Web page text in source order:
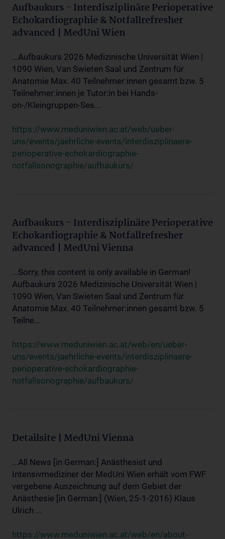
Aufbaukurs - Interdisziplinäre Perioperative
Echokardiographie & Notfallrefresher
advanced | MedUni Wien
...Aufbaukurs 2026 Medizinische Universität Wien |
1090 Wien, Van Swieten Saal und Zentrum für
Anatomie Max. 40 Teilnehmer:innen gesamt bzw. 5
Teilnehmer:innen je Tutor:in bei Hands-
on-/Kleingruppen-Ses...
https://www.meduniwien.ac.at/web/ueber-
uns/events/jaehrliche-events/interdisziplinaere-
perioperative-echokardiographie-
notfallsonographie/aufbaukurs/
Aufbaukurs - Interdisziplinäre Perioperative
Echokardiographie & Notfallrefresher
advanced | MedUni Vienna
...Sorry, this content is only available in German!
Aufbaukurs 2026 Medizinische Universität Wien |
1090 Wien, Van Swieten Saal und Zentrum für
Anatomie Max. 40 Teilnehmer:innen gesamt bzw. 5
Teilne...
https://www.meduniwien.ac.at/web/en/ueber-
uns/events/jaehrliche-events/interdisziplinaere-
perioperative-echokardiographie-
notfallsonographie/aufbaukurs/
Detailsite | MedUni Vienna
...All News [in German:] Anästhesist und
Intensivmediziner der MedUni Wien erhält vom FWF
vergebene Auszeichnung auf dem Gebiet der
Anästhesie [in German:] (Wien, 25-1-2016) Klaus
Ulrich ...
https://www.meduniwien.ac.at/web/en/about-